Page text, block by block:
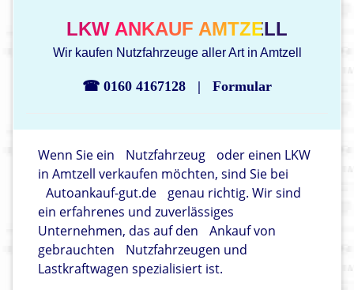
LKW ANKAUF AMTZELL
Wir kaufen Nutzfahrzeuge aller Art in Amtzell
☎ 0160 4167128 | Formular
Wenn Sie ein Nutzfahrzeug
oder einen LKW
in Amtzell verkaufen möchten, sind Sie bei
Autoankauf-gut.de
genau richtig. Wir sind
ein erfahrenes und zuverlässiges
Unternehmen, das auf den
Ankauf von
gebrauchten
Nutzfahrzeugen und
Lastkraftwagen spezialisiert ist.